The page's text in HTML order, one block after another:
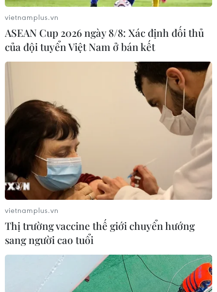
Các vụ hành hung nhân viên y tế - Góc
nhìn từ hai phía
Năm 2017, cả nước xảy ra 25 vụ hành hung trong bệnh
viện đã được cơ quan công an thụ lý và từ đầu năm
đến nay đã xảy ra ít nhất 5 vụ. Sau mỗi vụ việc, xã hội
lại xôn xao với đủ cung bậc cảm xúc.
vietnamplus.vn
ASEAN Cup 2026 ngày 8/8: Xác định đối thủ
của đội tuyển Việt Nam ở bán kết
vietnamplus.vn
Thị trường vaccine thế giới chuyển hướng
sang người cao tuổi